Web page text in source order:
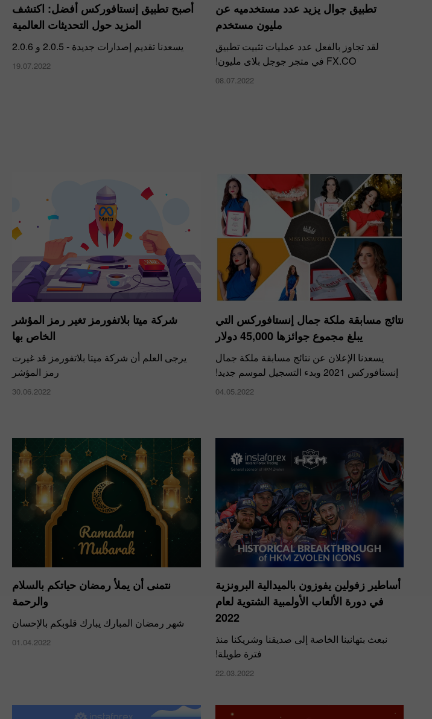
أصبح تطبيق إنستافوركس أفضل: اكتشف
المزيد حول التحديثات العالمية
يسعدنا تقديم إصدارات جديدة - 2.0.5 و 2.0.6
19.07.2022
تطبيق جوال يزيد عدد مستخدميه عن
مليون مستخدم
لقد تجاوز بالفعل عدد عمليات تثبيت تطبيق
FX.CO في متجر جوجل بلاى مليون!
08.07.2022
شركة ميتا بلاتفورمز تغير رمز المؤشر
الخاص بها
يرجى العلم أن شركة ميتا بلاتفورمز قد غيرت
رمز المؤشر
30.06.2022
نتائج مسابقة ملكة جمال إنستافوركس التي
يبلغ مجموع جوائزها 45,000 دولار
يسعدنا الإعلان عن نتائج مسابقة ملكة جمال
إنستافوركس 2021 وبدء التسجيل لموسم جديد!
04.05.2022
نتمنى أن يملأ رمضان حياتكم بالسلام
والرحمة
شهر رمضان المبارك يبارك قلوبكم بالإحسان
01.04.2022
أساطير زفولين يفوزون بالميدالية البرونزية
في دورة الألعاب الأولمبية الشتوية لعام
2022
نبعث بتهانينا الخاصة إلى صديقنا وشريكنا منذ
فترة طويلة!
22.03.2022